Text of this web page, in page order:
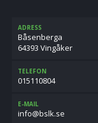
ADRESS
Båsenberga
64393 Vingåker
TELEFON
015110804
E-MAIL
es.klsb@ofni